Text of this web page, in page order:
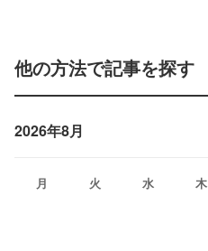
他の方法で記事を探す
2026年8月
月 火 水 木